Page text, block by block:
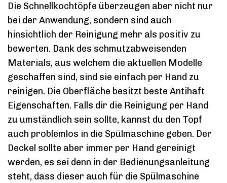
Die Schnellkochtöpfe überzeugen aber nicht nur
bei der Anwendung, sondern sind auch
hinsichtlich der Reinigung mehr als positiv zu
bewerten. Dank des schmutzabweisenden
Materials, aus welchem die aktuellen Modelle
geschaffen sind, sind sie einfach per Hand zu
reinigen. Die Oberfläche besitzt beste Antihaft
Eigenschaften. Falls dir die Reinigung per Hand
zu umständlich sein sollte, kannst du den Topf
auch problemlos in die Spülmaschine geben. Der
Deckel sollte aber immer per Hand gereinigt
werden, es sei denn in der Bedienungsanleitung
steht, dass dieser auch für die Spülmaschine